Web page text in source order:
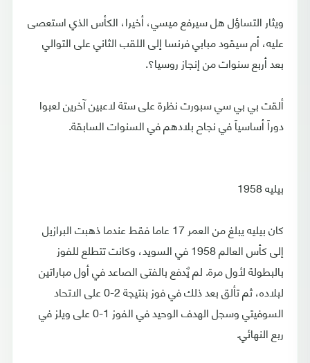
ويثار التساؤل هل سيرفع ميسي، أخيرا، الكأس الذي استعصى
عليه، أم سيقود مبابي فرنسا إلى اللقب الثاني على التوالي
بعد أربع سنوات من إنجاز روسيا؟.
ألقت بي بي سي سبورت نظرة على ستة لاعبين آخرين لعبوا
دوراً أساسياً في نجاح بلادهم في السنوات السابقة.
بيليه 1958
كان بيليه يبلغ من العمر 17 عاما فقط عندما ذهبت البرازيل
إلى كأس العالم 1958 في السويد، وكانت تتطلع للفوز
بالبطولة لأول مرة. لم يٌدفع بالفتى الصاعد في أول مباراتين
لبلاده، ثم تألق بعد ذلك في فوز بنتيجة 2-0 على الاتحاد
السوفيتي وسجل الهدف الوحيد في الفوز 1-0 على ويلز في
ربع النهائي.